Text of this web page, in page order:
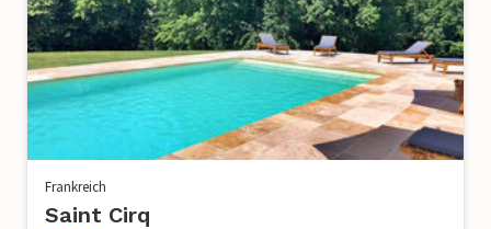
Frankreich
Saint Cirq